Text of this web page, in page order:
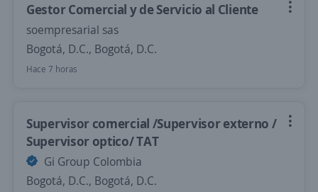
Gestor Comercial y de Servicio al Cliente
soempresarial sas
Bogotá, D.C., Bogotá, D.C.
Hace 7 horas
Supervisor comercial /Supervisor externo /
Supervisor optico/ TAT
Gi Group Colombia
Bogotá, D.C., Bogotá, D.C.